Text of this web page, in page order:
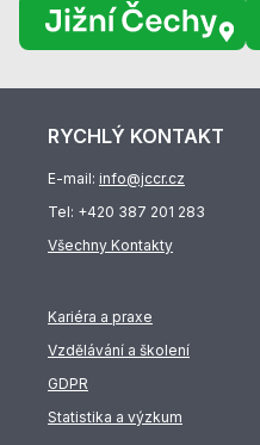
RYCHLÝ KONTAKT
E-mail: info@jccr.cz
Tel: +420 387 201 283
Všechny Kontakty
Kariéra a praxe
Vzdělávání a školení
GDPR
Statistika a výzkum